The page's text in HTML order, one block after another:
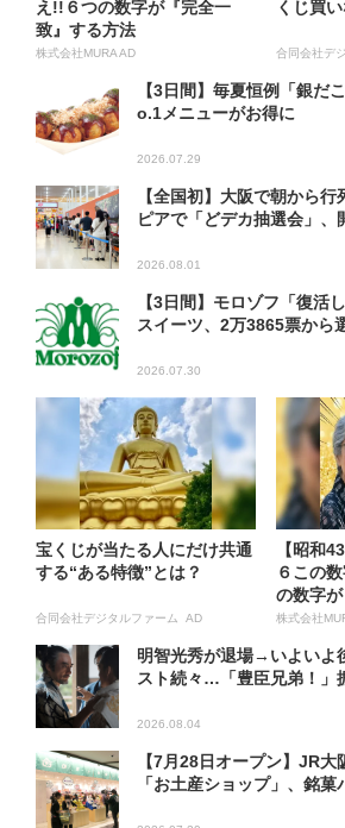
え!!６つの数字が『完全一
致』する方法
株式会社MURA AD
くじ買
合同会社デ
【3日間】毎夏恒例「銀だ
o.1メニューがお得に
2026.07.29
【全国初】大阪で朝から
ピアで「どデカ抽選会」、
2026.08.01
【3日間】モロゾフ「復活
スイーツ、2万3865票から
2026.07.30
宝くじが当たる人にだけ共通
する“ある特徴”とは？
合同会社デジタルファーム AD
【昭和
６この
の数字
方...
株式会社
明智光秀が退場→いよいよ
スト続々…「豊臣兄弟！」
2026.08.04
【7月28日オープン】JR
「お土産ショップ」、銘菓